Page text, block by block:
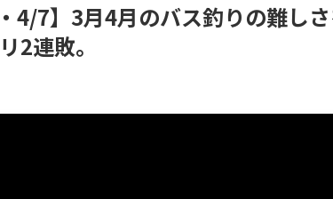
4/7】3月4月のバス釣りの難し
2連敗。